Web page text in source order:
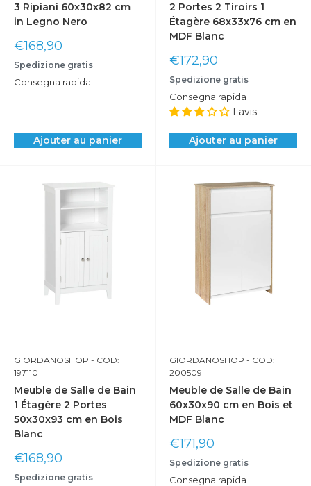
3 Ripiani 60x30x82 cm
in Legno Nero
Prix
réduit
€168,90
Spedizione gratis
Consegna rapida
Ajouter au panier
2 Portes 2 Tiroirs 1
Étagère 68x33x76 cm en
MDF Blanc
Prix
réduit
€172,90
Spedizione gratis
Consegna rapida
1 avis
Ajouter au panier
GIORDANOSHOP - COD:
197110
Meuble de Salle de Bain
1 Étagère 2 Portes
50x30x93 cm en Bois
Blanc
Prix
réduit
€168,90
Spedizione gratis
GIORDANOSHOP - COD:
200509
Meuble de Salle de Bain
60x30x90 cm en Bois et
MDF Blanc
Prix
réduit
€171,90
Spedizione gratis
Consegna rapida